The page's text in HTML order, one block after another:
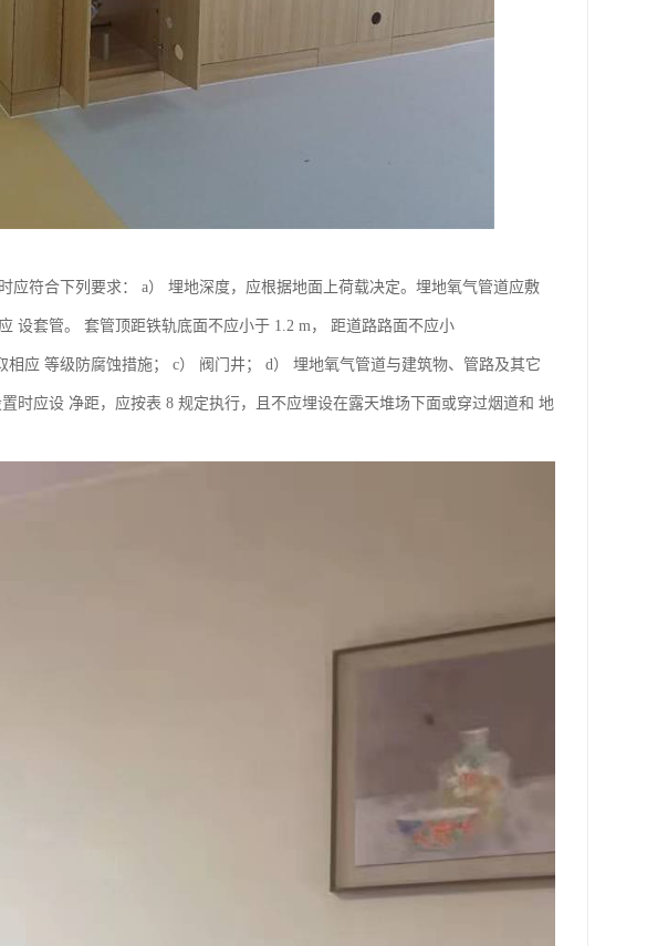
符合下列要求： a） 埋地深度，应根据地面上荷载决定。埋地氧气管道应敷
设套管。 套管顶距铁轨底面不应小于 1.2 m， 距道路路面不应小
应 等级防腐蚀措施； c） 阀门井； d） 埋地氧气管道与建筑物、管路及其它
时应设 净距，应按表 8 规定执行，且不应埋设在露天堆场下面或穿过烟道和 地